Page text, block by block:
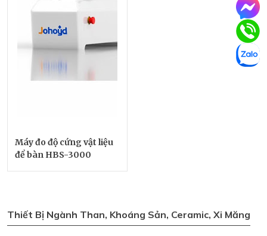
Máy đo độ cứng vật liệu
để bàn HBS-3000
Thiết Bị Ngành Than, Khoáng Sản, Ceramic, Xi Măng